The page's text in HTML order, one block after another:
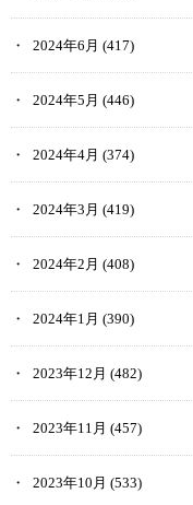
2024年6月 (417)
2024年5月 (446)
2024年4月 (374)
2024年3月 (419)
2024年2月 (408)
2024年1月 (390)
2023年12月 (482)
2023年11月 (457)
2023年10月 (533)